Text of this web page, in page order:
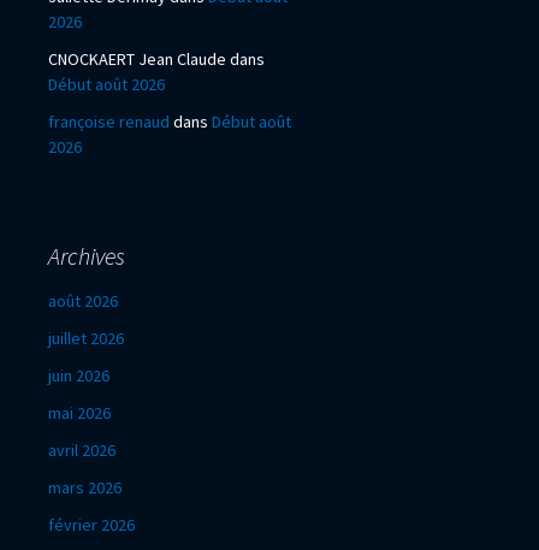
2026
CNOCKAERT Jean Claude dans
Début août 2026
françoise renaud dans Début août
2026
Archives
août 2026
juillet 2026
juin 2026
mai 2026
avril 2026
mars 2026
février 2026